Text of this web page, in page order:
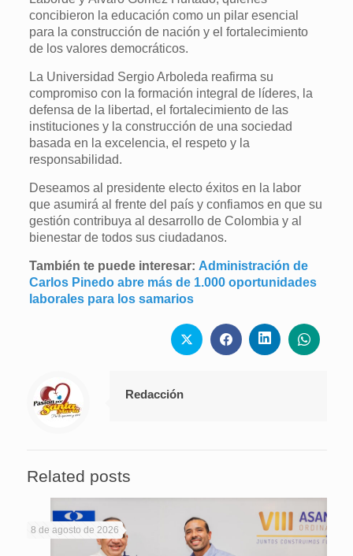
concibieron la educación como un pilar esencial
para la construcción de nación y el fortalecimiento
de los valores democráticos.
La Universidad Sergio Arboleda reafirma su
compromiso con la formación integral de líderes, la
defensa de la libertad, el fortalecimiento de las
instituciones y la construcción de una sociedad
basada en la excelencia, el respeto y la
responsabilidad.
Deseamos al presidente electo éxitos en la labor
que asumirá al frente del país y confiamos en que su
gestión contribuya al desarrollo de Colombia y al
bienestar de todos sus ciudadanos.
También te puede interesar: Administración de
Carlos Pinedo abre más de 1.000 oportunidades
laborales para los samarios
Redacción
Related posts
8 de agosto de 2026